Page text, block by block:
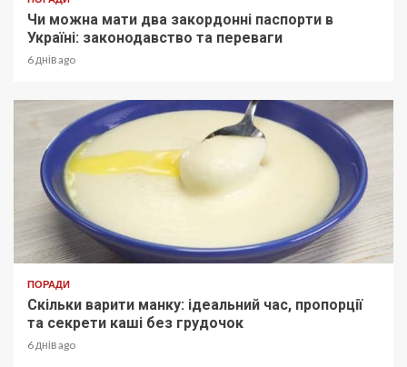
Чи можна мати два закордонні паспорти в
Україні: законодавство та переваги
6 днів ago
ПОРАДИ
Скільки варити манку: ідеальний час, пропорції
та секрети каші без грудочок
6 днів ago